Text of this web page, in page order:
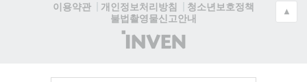
이용약관
개인정보처리방침
청소년보호정책
불법촬영물신고안내
(주)
인
▲